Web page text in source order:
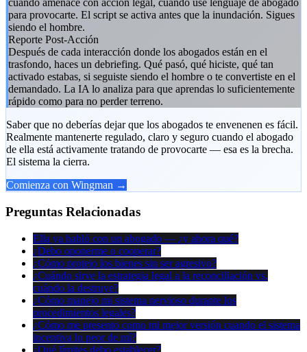
para provocarte. El script se activa antes que la inundación. Sigues
siendo el hombre.
Reporte Post-Acción
Después de cada interacción donde los abogados están en el
trasfondo, haces un debriefing. Qué pasó, qué hiciste, qué tan
activado estabas, si seguiste siendo el hombre o te convertiste en el
demandado. La IA lo analiza para que aprendas lo suficientemente
rápido como para no perder terreno.
Saber que no deberías dejar que los abogados te envenenen es fácil.
Realmente mantenerte regulado, claro y seguro cuando el abogado
de ella está activamente tratando de provocarte — esa es la brecha.
El sistema la cierra.
Comienza con Wingman →
Preguntas Relacionadas
Ella ya habló con un abogado — ¿y ahora qué?
¿Debo oponerme o cooperar?
¿Cómo protejo los bienes sin ser agresivo?
¿Cuándo sirve la estrategia legal a la reconciliación vs.
cuándo la destruye?
¿Cómo manejo mi sistema nervioso durante los
procedimientos legales?
¿Cómo me presento como mi mejor versión cuando el sistema
incentiva lo peor de mí?